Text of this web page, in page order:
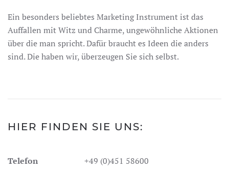
Ein besonders beliebtes Marketing Instrument ist das
Auffallen mit Witz und Charme, ungewöhnliche Aktionen
über die man spricht. Dafür braucht es Ideen die anders
sind. Die haben wir, überzeugen Sie sich selbst.
HIER FINDEN SIE UNS:
Telefon
+49 (0)451 58600